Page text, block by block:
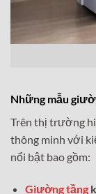
Những mẫu
Trên thị trường
thông minh với
nổi bật bao gồm:
Giường tầng